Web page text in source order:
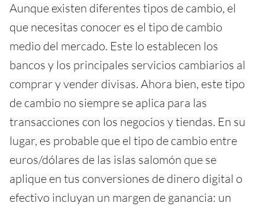
Aunque existen diferentes tipos de cambio, el
que necesitas conocer es el tipo de cambio
medio del mercado. Este lo establecen los
bancos y los principales servicios cambiarios al
comprar y vender divisas. Ahora bien, este tipo
de cambio no siempre se aplica para las
transacciones con los negocios y tiendas. En su
lugar, es probable que el tipo de cambio entre
euros/dólares de las islas salomón que se
aplique en tus conversiones de dinero digital o
efectivo incluyan un margen de ganancia: un